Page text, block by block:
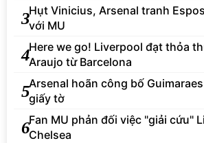
3Hụt Vinicius, Arsenal tranh
với MU
4Here we go! Liverpool đạt thỏa
Araujo từ Barcelona
5Arsenal hoãn công bố
giấy tờ
6Fan MU phản đối việc "giải cứu"
Chelsea